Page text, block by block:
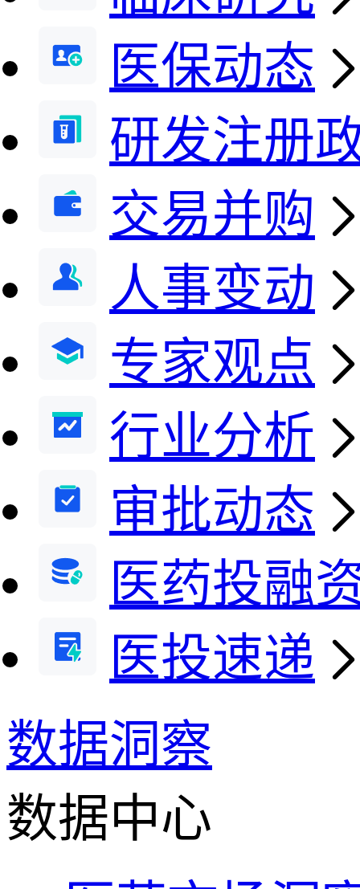
医保动态
研发注册
交易并购
人事变动
专家观点
行业分析
审批动态
医药投融
医投速递
数据洞察
数据中心